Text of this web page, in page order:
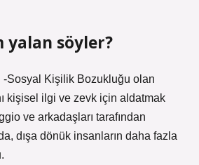
yalan söyler?
-Sosyal Kişilik Bozukluğu olan
kişisel ilgi ve zevk için aldatmak
ve arkadaşları tarafından
dışa dönük insanların daha fazla